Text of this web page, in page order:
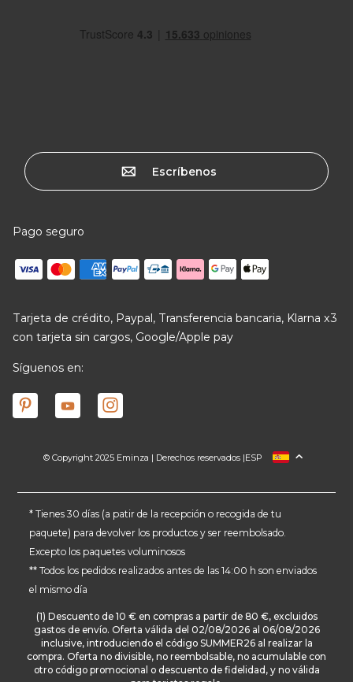
Escríbenos
Pago seguro
Tarjeta de crédito, Paypal, Transferencia bancaria, Klarna x3
con tarjeta sin cargos, Google/Apple pay
Síguenos en:
© Copyright 2025 Eminza | Derechos reservados |
FRANCIA
ALEMANIA
PAÍSES BAJOS
ESP
* Tienes 30 días (a patir de la recepción o recogida de tu
paquete) para devolver los productos y ser reembolsado.
Excepto los paquetes voluminosos
** Todos los pedidos realizados antes de las 14:00 h son enviados
el mismo día
(1) Descuento de 10 € en compras a partir de 80 €, excluidos
gastos de envío. Oferta válida del 02/08/2026 al 06/08/2026
inclusive, introduciendo el código SUMMER26 al realizar la
compra. Oferta no divisible, no reembolsable, no acumulable con
otro código promocional o descuento de fidelidad, y no válida